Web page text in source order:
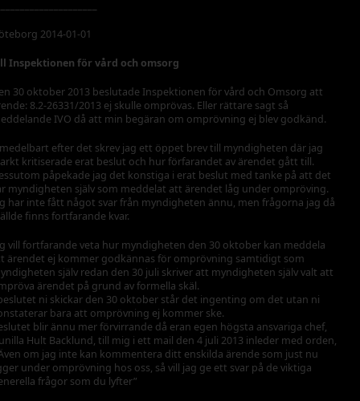
2014-01-01
Inspektionen för vård och omsorg
30 oktober 2013 beslutade Inspektionen för vård och Omsorg att
8.2-26331/2013 ej skulle omprövas. Eller rättare sagt så
IVO då att min begäran om omprövning ej blev godkänd.
efter det skrev jag ett öppet brev till myndigheten där jag
kritiserade erat beslut och hur förfarandet av ärendet gått till.
påpekade jag det konstiga i erat beslut med tanke på att det
myndigheten själv som meddelat att ärendet låg under ompröving.
har inte fått något svar från myndigheten ännu, men frågorna jag då
finns fortfarande kvar.
vill fortfarande veta hur myndigheten den 30 oktober kan meddela
ärendet ej kommer godkännas för omprövning samtidigt som
själv redan den 30 juli skriver att myndigheten själv valt att
ärendet på grund av formella skäl.
ni skickar den 30 oktober står det ingenting om det utan ni
bara att omprövning ej kommer ske.
blir ännu mer förvirrande då eran egen högsta ansvariga chef,
Hult Backlund, till mig i ett mail den 4 juli 2013 inleder med orden,
om jag inte kan kommentera ditt enskilda ärende som just nu
under omprövning hos oss, så vill jag ge ett svar på de viktiga
frågor som du lyfter”